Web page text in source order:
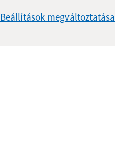
Beállítások megváltoztatása